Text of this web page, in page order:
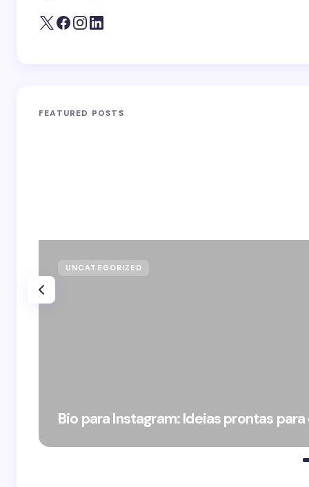
FEATURED POSTS
UNCATEGORIZED
Bio para Instagram: Ideias prontas